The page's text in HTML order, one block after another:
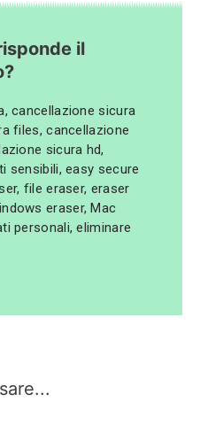
il
cancellazione sicura
files, cancellazione
sicura hd,
sensibili, easy secure
file eraser, eraser
eraser, Mac
personali, eliminare